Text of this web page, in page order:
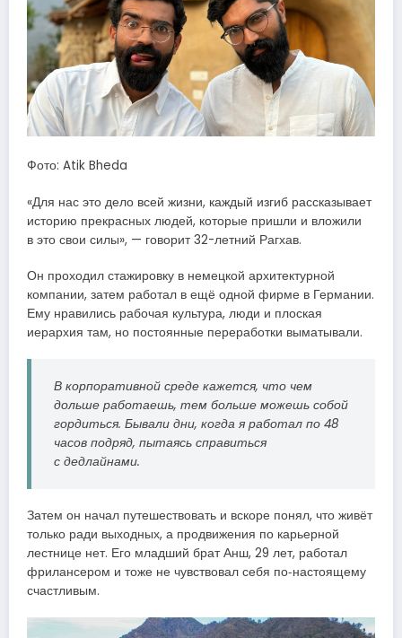
Фото: Atik Bheda
«Для нас это дело всей жизни, каждый изгиб рассказывает
историю прекрасных людей, которые пришли и вложили
в это свои силы», — говорит 32-летний Рагхав.
Он проходил стажировку в немецкой архитектурной
компании, затем работал в ещё одной фирме в Германии.
Ему нравились рабочая культура, люди и плоская
иерархия там, но постоянные переработки выматывали.
В корпоративной среде кажется, что чем
дольше работаешь, тем больше можешь собой
гордиться. Бывали дни, когда я работал по 48
часов подряд, пытаясь справиться
с дедлайнами.
Затем он начал путешествовать и вскоре понял, что живёт
только ради выходных, а продвижения по карьерной
лестнице нет. Его младший брат Анш, 29 лет, работал
фрилансером и тоже не чувствовал себя по‑настоящему
счастливым.